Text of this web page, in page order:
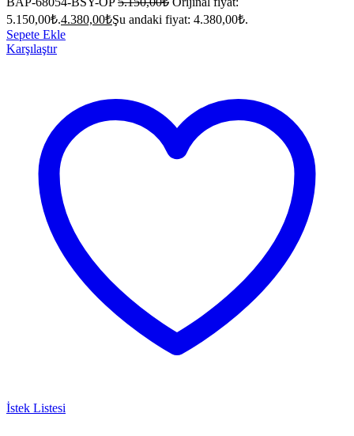
5.150,00₺.4.380,00₺Şu andaki fiyat: 4.380,00₺.
Sepete Ekle
Karşılaştır
İstek Listesi